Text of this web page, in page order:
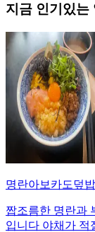
지금 인기있는
명란아보카도덮밥
짭조름한 명란과
입니다 야채가 적